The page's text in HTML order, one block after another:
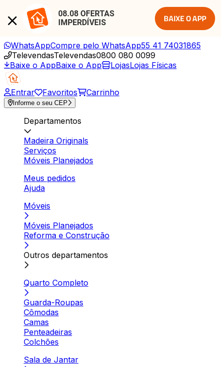
08.08 OFERTAS
IMPERDÍVEIS
BAIXE O APP
WhatsAppCompre pelo WhatsApp55 41 74031865
TelevendasTelevendas0800 080 0099
Baixe o AppBaixe o App LojasLojas Físicas
Entrar Favoritos Carrinho
Informe o seu CEP
Departamentos
Madeira Originals
Serviços
Móveis Planejados
Meus pedidos
Ajuda
Móveis
Móveis Planejados
Reforma e Construção
Outros departamentos
Quarto Completo
Guarda-Roupas
Cômodas
Camas
Penteadeiras
Colchões
Sala de Jantar